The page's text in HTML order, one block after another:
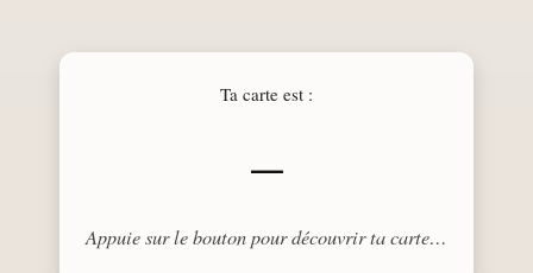
Ta carte est :
—
Appuie sur le bouton pour découvrir ta carte…